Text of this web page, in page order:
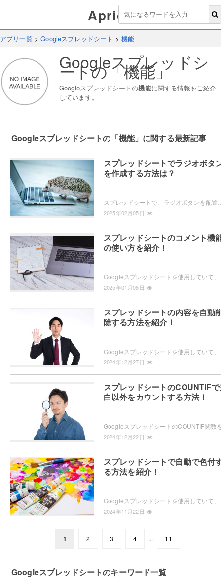
Aprico
アプリ一覧 >Googleスプレッドシート >機能
Googleスプレッドシ
ートの「機能」
Googleスプレッドシートの機能に関する情報をご紹介
しています。
Googleスプレッドシートの「機能」に関する最新記事
スプレッドシートでラジオボタ
を作成する方法は？
2025年02月05日
スプレッドシートのコメント機
の使い方を紹介！
2025年01月08日
スプレッドシートの内容を自動
除する方法を紹介！
2024年12月27日
スプレッドシートのCOUNTIF
白以外をカウントする方法！
2024年12月22日
スプレッドシートで自動で色付
る方法を紹介！
2024年11月22日
1 2 3 4 ... 11
Googleスプレッドシートのキーワード一覧